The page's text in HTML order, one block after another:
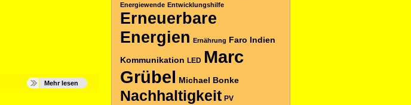
Mehr lesen
Energiewende Entwicklungshilfe
Erneuerbare
Energien Ernährung Faro Indien
Kommunikation LED Marc
Grübel Michael Bonke
Nachhaltigkeit PV